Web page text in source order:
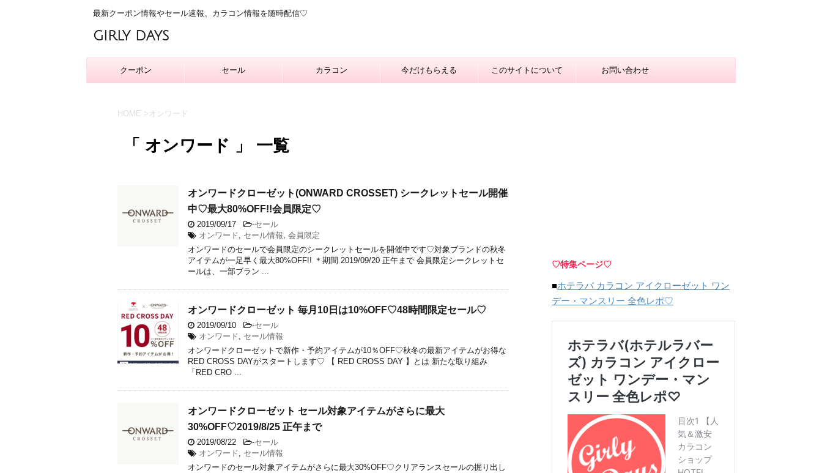
最新クーポン情報やセール速報、カラコン情報を随時配信♡
GIRLY DAYS
クーポン セール カラコン 今だけもらえる このサイトについて お問い合わせ
HOME > オンワード
「 オンワード 」 一覧
オンワードクローゼット(ONWARD CROSSET) シークレットセール開催
中♡最大80%OFF!!会員限定♡
2019/09/17 -セール
オンワード, セール情報, 会員限定
オンワードのセールで会員限定のシークレットセールを開催中です♡対象ブランドの秋冬
アイテムが一足早く最大80%OFF!! ＊期間 2019/09/20 正午まで 会員限定シークレットセ
ールは、一部ブラン ...
オンワードクローゼット 毎月10日は10%OFF♡48時間限定セール♡
2019/09/10 -セール
オンワード, セール情報
オンワードクローゼットで新作・予約アイテムが10％OFF♡秋冬の最新アイテムがお得な
RED CROSS DAYがスタートします♡ 【 RED CROSS DAY 】とは 新たな取り組み
「RED CRO ...
オンワードクローゼット セール対象アイテムがさらに最大
30%OFF♡2019/8/25 正午まで
2019/08/22 -セール
オンワード, セール情報
オンワードのセール対象アイテムがさらに最大30%OFF♡クリアランスセールの掘り出し
♡特集ページ♡
■ホテラバ カラコン アイクローゼット ワン
デー・マンスリー 全色レポ♡